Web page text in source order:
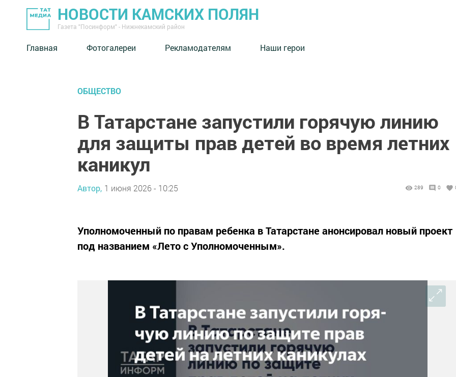
НОВОСТИ КАМСКИХ ПОЛЯН
Газета "Посинформ" - Нижнекамский район
Главная Фотогалереи Рекламодателям Наши герои
ОБЩЕСТВО
В Татарстане запустили горячую линию
для защиты прав детей во время летних
каникул
Автор, 1 июня 2026 - 10:25 289 0
Уполномоченный по правам ребенка в Татарстане анонсировал новый проект
под названием «Лето с Уполномоченным».